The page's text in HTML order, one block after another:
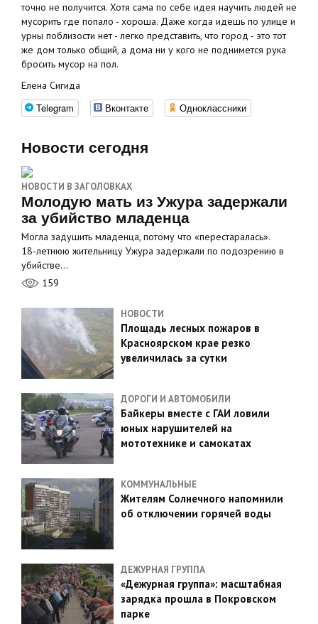
точно не получится. Хотя сама по себе идея научить людей не
мусорить где попало - хороша. Даже когда идешь по улице и
урны поблизости нет - легко представить, что город - это тот
же дом только общий, а дома ни у кого не поднимется рука
бросить мусор на пол.
Елена Сигида
Telegram Вконтакте Одноклассники
Новости сегодня
НОВОСТИ В ЗАГОЛОВКАХ
Молодую мать из Ужура задержали
за убийство младенца
Могла задушить младенца, потому что «перестаралась».
18‑летнюю жительницу Ужура задержали по подозрению в
убийстве…
159
НОВОСТИ
Площадь лесных пожаров в
Красноярском крае резко
увеличилась за сутки
ДОРОГИ И АВТОМОБИЛИ
Байкеры вместе с ГАИ ловили
юных нарушителей на
мототехнике и самокатах
КОММУНАЛЬНЫЕ
Жителям Солнечного напомнили
об отключении горячей воды
ДЕЖУРНАЯ ГРУППА
«Дежурная группа»: масштабная
зарядка прошла в Покровском
парке